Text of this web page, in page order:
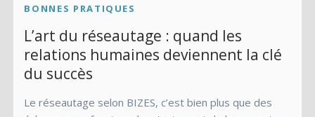
BONNES PRATIQUES
L’art du réseautage : quand les
relations humaines deviennent la clé
du succès
Le réseautage selon BIZES, c’est bien plus que des